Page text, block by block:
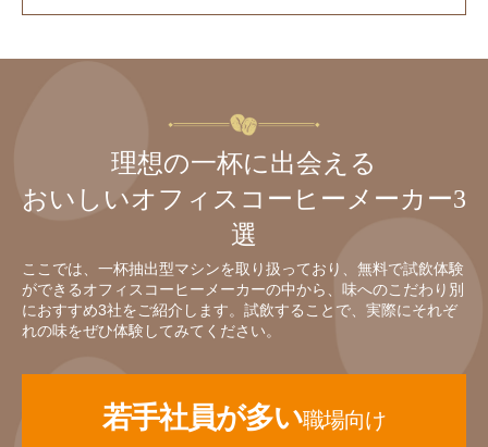
理想の一杯に出会える
おいしいオフィスコーヒーメーカー3
選
ここでは、一杯抽出型マシンを取り扱っており、無料で試飲体験
ができるオフィスコーヒーメーカーの中から、味へのこだわり別
におすすめ3社をご紹介します。試飲することで、実際にそれぞ
れの味をぜひ体験してみてください。
若手社員が多い職場向け